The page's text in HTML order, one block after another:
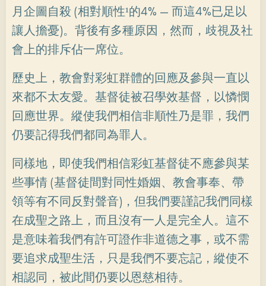
月企圖自殺 (相對順性¹的4% — 而這4%已足以
讓人擔憂)。背後有多種原因，然而，歧視及社
會上的排斥佔一席位。
歷史上，教會對彩虹群體的回應及參與一直以
來都不太友愛。基督徒被召學效基督，以憐憫
回應世界。縱使我們相信非順性乃是罪，我們
仍要記得我們都同為罪人。
同樣地，即使我們相信彩虹基督徒不應參與某
些事情 (基督徒間對同性婚姻、教會事奉、帶
領等有不同反對聲音)，但我們要謹記我們同樣
在成聖之路上，而且沒有一人是完全人。這不
是意味着我們有許可證作非道德之事，或不需
要追求成聖生活，只是我們不要忘記，縱使不
相認同，被此間仍要以恩慈相待。